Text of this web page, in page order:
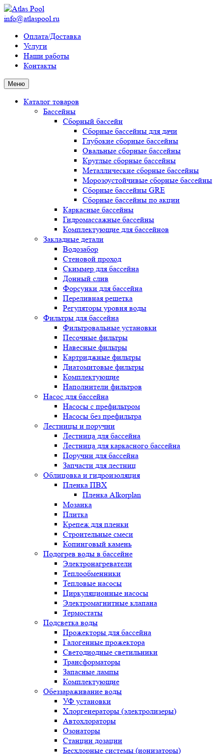
info@atlaspool.ru
Оплата/Доставка
Услуги
Наши работы
Контакты
Меню
Каталог товаров
Бассейны
Сборный бассейн
Сборные бассейны для дачи
Глубокие сборные бассейны
Овальные сборные бассейны
Круглые сборные бассейны
Металлические сборные бассейны
Морозоустойчивые сборные бассейны
Сборные бассейны GRE
Сборные бассейны по акции
Каркасные бассейны
Гидромассажные бассейны
Комплектующие для бассейнов
Закладные детали
Водозабор
Стеновой проход
Скиммер для бассейна
Донный слив
Форсунки для бассейна
Переливная решетка
Регуляторы уровня воды
Фильтры для бассейна
Фильтровальные установки
Песочные фильтры
Навесные фильтры
Картриджные фильтры
Диатомитовые фильтры
Комплектующие
Наполнители фильтров
Насос для бассейна
Насосы с префильтром
Насосы без префильтра
Лестницы и поручни
Лестница для бассейна
Лестница для каркасного бассейна
Поручни для бассейна
Запчасти для лестниц
Облицовка и гидроизоляция
Пленка ПВХ
Пленка Alkorplan
Мозаика
Плитка
Крепеж для пленки
Строительные смеси
Копинговый камень
Подогрев воды в бассейне
Электронагреватели
Теплообменники
Тепловые насосы
Циркуляционные насосы
Электромагнитные клапана
Термостаты
Подсветка воды
Прожекторы для бассейна
Галогенные прожектора
Светодиодные светильники
Трансформаторы
Запасные лампы
Комплектующие
Обеззараживание воды
УФ установки
Хлоргенераторы (электролизеры)
Автохлораторы
Озонаторы
Станции дозации
Бесхлорные системы (ионизаторы)